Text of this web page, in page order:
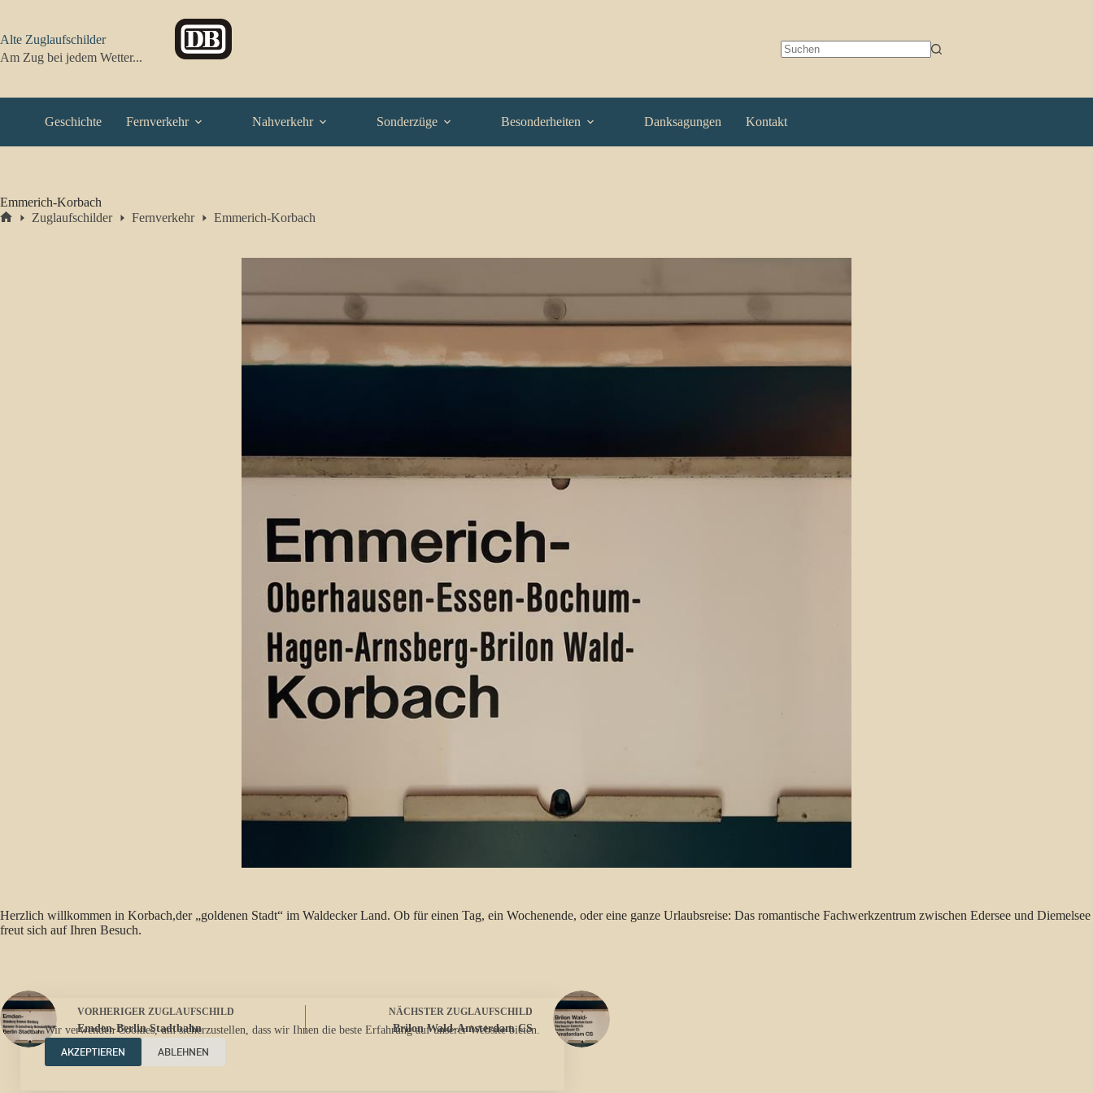
springen
Wir verwenden Cookies, um sicherzustellen, dass wir Ihnen die beste Erfahrung auf unserer Website bieten.
AKZEPTIEREN
ABLEHNEN
Alte Zuglaufschilder
Am Zug bei jedem Wetter...
Geschichte Fernverkehr Nahverkehr Sonderzüge Besonderheiten Danksagungen Kontakt
Emmerich-Korbach
Zuglaufschilder Fernverkehr Emmerich-Korbach
Herzlich willkommen in Korbach,der „goldenen Stadt“ im Waldecker Land. Ob für einen Tag, ein Wochenende, oder eine ganze Urlaubsreise: Das romantische Fachwerkzentrum zwischen Edersee und Diemelsee
freut sich auf Ihren Besuch.
VORHERIGER ZUGLAUFSCHILD
Emden-Berlin Stadtbahn
NÄCHSTER ZUGLAUFSCHILD
Brilon Wald-Amsterdam CS